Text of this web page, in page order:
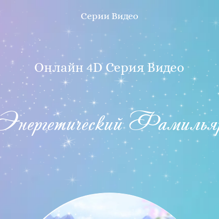
Онлайн 4D Серия Видео
Серии Видео